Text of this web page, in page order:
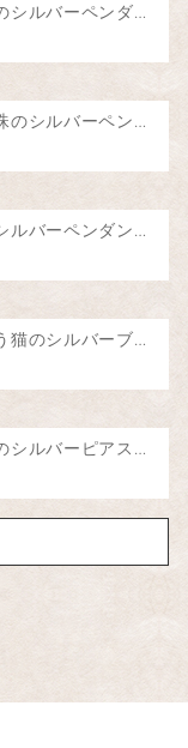
月と猫のシルバーペンダント（ブルートパーズ）
猫に真珠のシルバーペンダント
寝子のシルバーペンダント/猫のゆりかご
どろぼう猫のシルバーブローチ（ピンバッジ）
月と猫のシルバーピアス（アイオライト）